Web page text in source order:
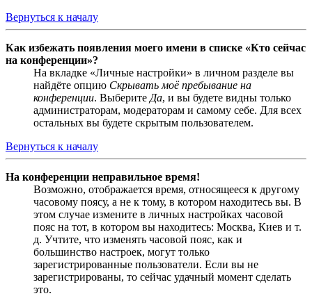
Вернуться к началу
Как избежать появления моего имени в списке «Кто сейчас
на конференции»?
На вкладке «Личные настройки» в личном разделе вы
найдёте опцию Скрывать моё пребывание на
конференции. Выберите Да, и вы будете видны только
администраторам, модераторам и самому себе. Для всех
остальных вы будете скрытым пользователем.
Вернуться к началу
На конференции неправильное время!
Возможно, отображается время, относящееся к другому
часовому поясу, а не к тому, в котором находитесь вы. В
этом случае измените в личных настройках часовой
пояс на тот, в котором вы находитесь: Москва, Киев и т.
д. Учтите, что изменять часовой пояс, как и
большинство настроек, могут только
зарегистрированные пользователи. Если вы не
зарегистрированы, то сейчас удачный момент сделать
это.